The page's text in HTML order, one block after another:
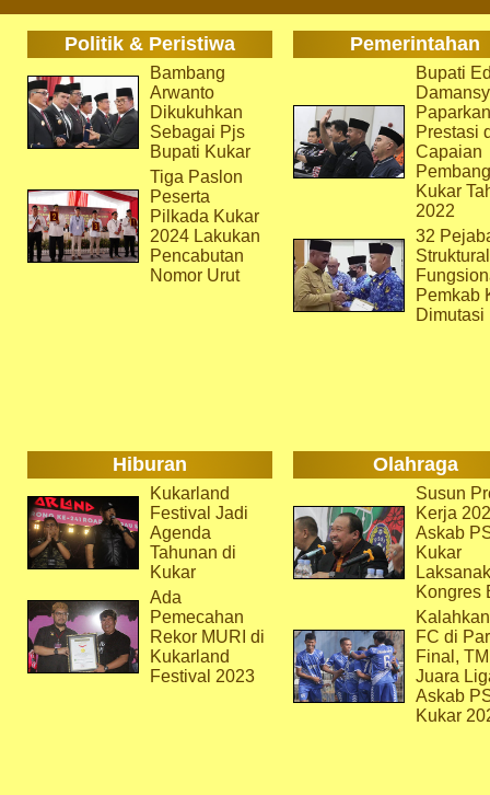
Politik & Peristiwa Pemerintahan
Bambang
Arwanto
Dikukuhkan
Sebagai Pjs
Bupati Kukar
Tiga Paslon
Peserta
Pilkada Kukar
2024 Lakukan
Pencabutan
Nomor Urut
Bupati
Paparkan
Prestasi
Capaian
Kukar
2022
32
Pemkab
Dimutasi
Hiburan Olahraga
Kukarland
Festival Jadi
Agenda
Tahunan di
Kukar
Ada
Pemecahan
Rekor MURI di
Kukarland
Festival 2023
Susun
Kerja
Askab
Kukar
Kongres
FC di
Final,
Juara
Askab
Kukar